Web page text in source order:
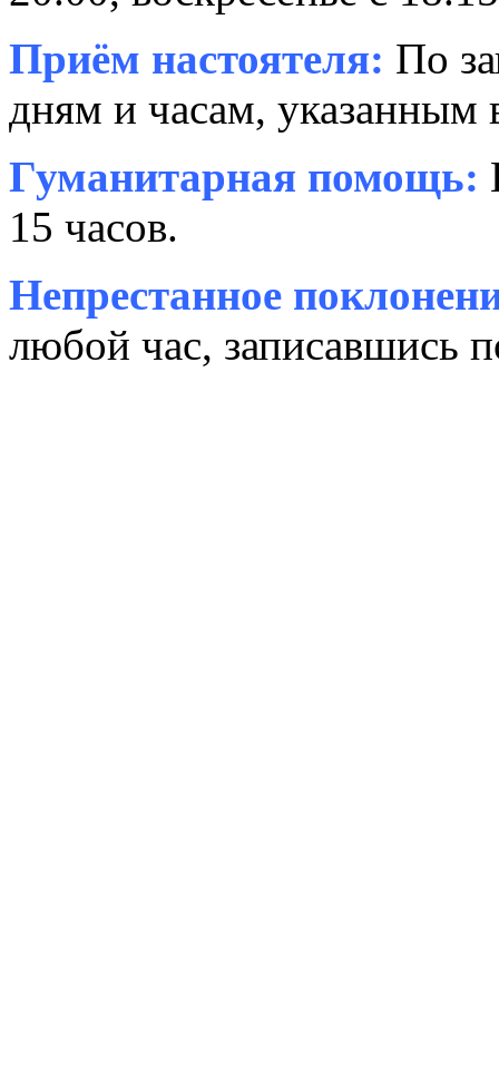
Приём настоятеля: По
дням и часам, указанным
Гуманитарная помощь:
15 часов.
Непрестанное
любой час, записавшись